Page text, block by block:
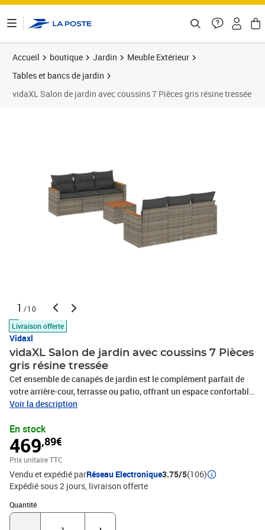
Accueil boutique Jardin
Meuble Extérieur
Tables et bancs de jardin
vidaXL Salon de jardin avec coussins 7 Pièces gris résine tressée
1 /10
Livraison offerte
Vidaxl
vidaXL Salon de jardin avec coussins 7 Pièces
gris résine tressée
Cet ensemble de canapés de jardin est le complément parfait de
votre arrière-cour, terrasse ou patio, offrant un espace confortable
et accueillant pour discuter avec la famille et les amis ou
la résine tressée, également connue sous le nom de poly rotin, est
un matériau synthétique solide et nécessitant peu d'entretien qui
ressemble au rotin naturel. Il est léger, facile à nettoyer et
couramment utilisé pour les meubles d'extérieur en raison de sa
durabilité et de ses propriétés de résistance aux
intempéries.Dessus stable et facile à nettoyer : cette table de
jardin a un dessus en bois d'acacia robuste, durable et facile à
nettoyer avec un chiffon humide.Housse amovible et lavable : ces
Voir la description
En stock
469,89€
Prix unitaire TTC
Vendu et expédié parRéseau Electronique3.75/5(106)
Expédié sous 2 jours livraison offerte
Quantité
Quantité : 1